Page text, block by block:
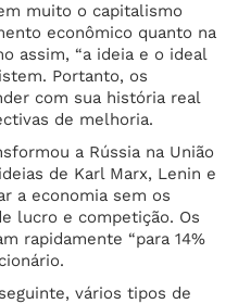
muito o capitalismo
econômico quanto na
assim, “a ideia e o ideal
Portanto, os
com sua história real
de melhoria.
a Rússia na União
de Karl Marx, Lenin e
a economia sem os
lucro e competição. Os
rapidamente “para 14%
vários tipos de